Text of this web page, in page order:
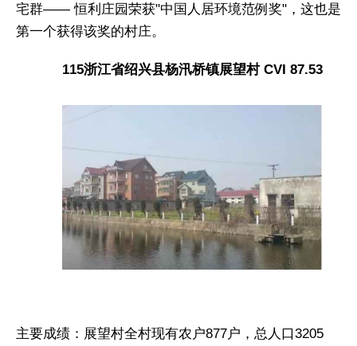
宅群—— 恒利庄园荣获"中国人居环境范例奖"，这也是
第一个获得该奖的村庄。
115浙江省绍兴县杨汛桥镇展望村 CVI 87.53
主要成绩：展望村全村现有农户877户，总人口3205